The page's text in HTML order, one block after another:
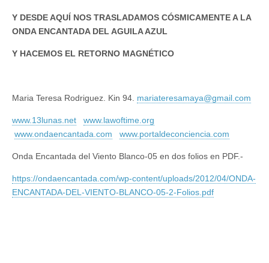
Y DESDE AQUÍ NOS TRASLADAMOS CÓSMICAMENTE A LA
ONDA ENCANTADA DEL AGUILA AZUL
Y HACEMOS EL RETORNO MAGNÉTICO
Maria Teresa Rodriguez. Kin 94. mariateresamaya@gmail.com
www.13lunas.net
www.lawoftime.org
www.ondaencantada.com
www.portaldeconciencia.com
Onda Encantada del Viento Blanco-05 en dos folios en PDF.-
https://ondaencantada.com/wp-content/uploads/2012/04/ONDA-
ENCANTADA-DEL-VIENTO-BLANCO-05-2-Folios.pdf